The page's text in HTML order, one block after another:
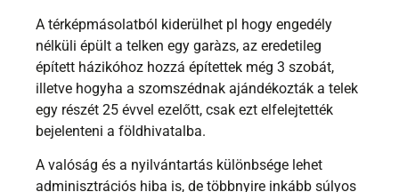
A térképmásolatból kiderülhet pl hogy engedély
nélküli épült a telken egy garàzs, az eredetileg
épített házikóhoz hozzá építettek még 3 szobát,
illetve hogyha a szomszédnak ajándékozták a telek
egy részét 25 évvel ezelőtt, csak ezt elfelejtették
bejelenteni a földhivatalba.
A valóság és a nyilvántartás különbsége lehet
adminisztrációs hiba is, de többnyire inkább súlyos